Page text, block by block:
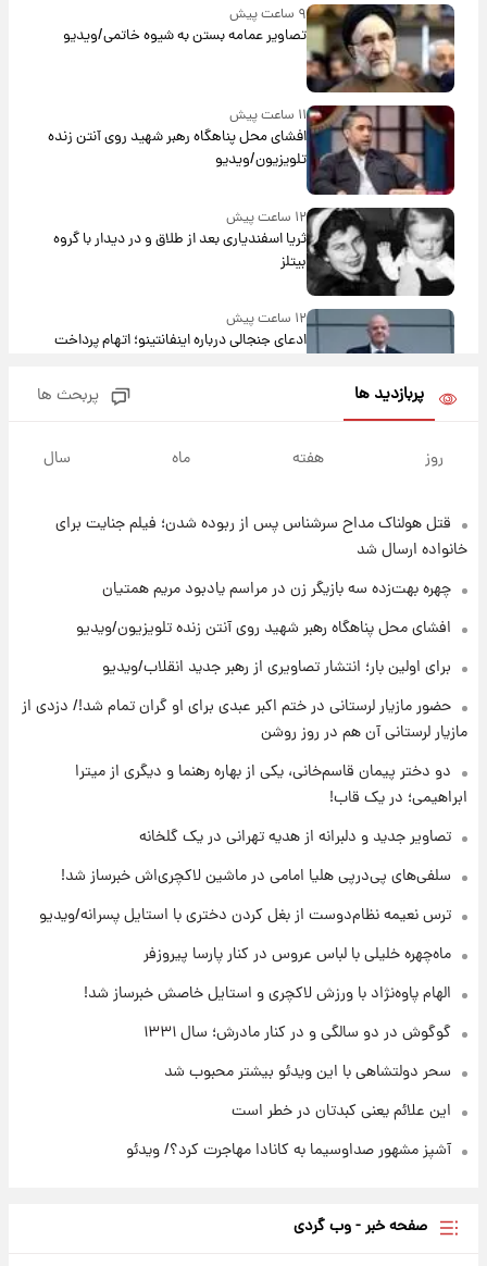
۹ ساعت پیش
تصاویر عمامه بستن به شیوه خاتمی/ویدیو
۱۱ ساعت پیش
افشای محل پناهگاه‌ رهبر شهید روی آنتن زنده
تلویزیون/ویدیو
۱۲ ساعت پیش
ثریا اسفندیاری بعد از طلاق و در دیدار با گروه
بیتلز
۱۲ ساعت پیش
ادعای جنجالی درباره اینفانتینو؛ اتهام پرداخت
آلزایمر و زوال عقل افزایش می‌یابد؟
۱۲ ساعت پیش
۱۳ ساعت پیش
مرداد ۱۴۰۵ +جدول
۱۳ ساعت پیش
با قدرتمندترین و بادوام ترین تانک جهان آشنا
شوید+ فیلم
۱۴ ساعت پیش
+جدول
۱۴ ساعت پیش
قیمت محصولات ایران‌خودرو و سایپا امروز شنبه
پربازدید ها پربحث ها
روز هفته ماه سال
قتل هولناک مداح سرشناس پس از ربوده شدن؛ فیلم جنایت برای
خانواده ارسال شد
چهره بهت‌زده سه بازیگر زن در مراسم یادبود مریم همتیان
افشای محل پناهگاه‌ رهبر شهید روی آنتن زنده تلویزیون/ویدیو
برای اولین بار؛ انتشار تصاویری از رهبر جدید انقلاب/ویدیو
حضور مازیار لرستانی در ختم اکبر عبدی برای او گران تمام شد!/ دزدی از
مازیار لرستانی آن هم در روز روشن
دو دختر پیمان قاسم‌خانی، یکی از بهاره رهنما و دیگری از میترا
ابراهیمی؛ در یک قاب!
تصاویر جدید و دلبرانه از هدیه تهرانی در یک گلخانه
سلفی‌های پی‌درپی هلیا امامی در ماشین لاکچری‌اش خبرساز شد!
ترس نعیمه نظام‌دوست از بغل کردن دختری با استایل پسرانه/ویدیو
ماه‌چهره خلیلی با لباس عروس در کنار پارسا پیروزفر
الهام پاوه‌نژاد با ورزش لاکچری و استایل خاصش خبرساز شد!
گوگوش در دو سالگی و در کنار مادرش؛ سال ۱۳۳۱
سحر دولتشاهی با این ویدئو بیشتر محبوب شد
این علائم یعنی کبدتان در خطر است
آشپز مشهور صداوسیما به کانادا مهاجرت کرد؟/ ویدئو
صفحه خبر - وب گردی